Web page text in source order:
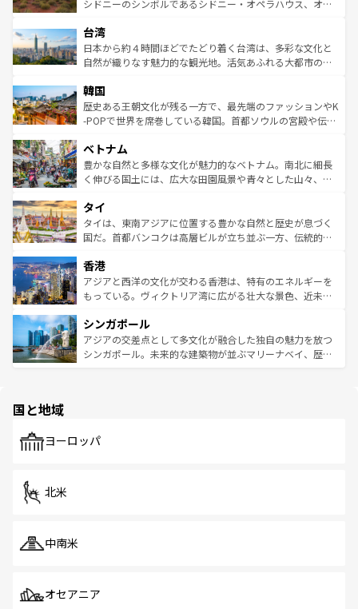
ならではの贅沢な旅のスタイルだ。 なお、新着のアメリカ
情報はコンテンツ一覧を参照してほしい。
おすすめ。エメラルドグリーンに輝く海をはじめ、豊かな
れるおもてなしの心で訪れる人々を迎えてくれるハワイの
人々、おいしいローカルフードやハワイアンミュージッ
ク、伝統的なフラダンスなど、すべてがハワイの魅力を彩
ワイを、存分に味わってほしい。 なお、新着のハワイ情報
はコンテンツ一覧を参照してほしい。
シドニーのシンボルであるシドニー・オペラハウス、オー
リアリーフや大陸中央部にそびえるウルル（エアーズロッ
ク）、タスマニアの美しい原生林やケアンズの熱帯雨林な
ど、見どころがたくさん。また、カフェやワイン、オージ
いる。アクティビティも充実しており、サーフィンやダイ
ビング、ハイキングなど、アウトドア好きにはたまらな
い。オーストラリアの多彩な魅力を存分に味わいつくそ
参照してほしい。
台湾
日本から約４時間ほどでたどり着く台湾は、多彩な文化と
自然が織りなす魅力的な観光地。活気あふれる大都市の台
ン）、静ひつな山岳地帯である台湾東部など、都市の喧騒
と山間の静けさが共存しており、訪れる人に新しい発見と
驚きをもたらしてくれる。また、奥深い台湾の食文化も魅
容にもいいと評判のスイーツなど、バラエティ豊かな料理
が味わえる。 なお、新着の台湾情報は コンテンツ一覧を参
照してほしい。
韓国
歴史ある王朝文化が残る一方で、最先端のファッションやK
-POPで世界を席巻している韓国。首都ソウルの宮殿や伝統
き、地方に足を延ばせば四季折々の自然美を楽しむことが
できる。そして、キムチや焼肉、絶品のストリートフード
まで、さまざまな韓国料理が待っている。夜には、韓国な
リティに包まれながら、韓国の多彩な魅力を心ゆくまで味
わってみてほしい。 なお、新着の韓国情報はコンテンツ一
覧を参照してほしい。
ベトナム
豊かな自然と多様な文化が魅力的なベトナム。南北に細長
く伸びる国土には、広大な田園風景や青々とした山々、世
急速な発展と共に伝統が息づく。ハノイの古い町並みやホ
ーチミン市のフランス統治時代の建物も、独特の雰囲気を
醸し出している。また、バラエティの豊かさとおいしさで
とつ。フォーやバインミー、ベトナムコーヒーなどは、ぜ
ひ現地で味わいたい。どの地域を訪れてもあたたかい人々
が旅行者を迎えてくれるので、きっと忘れられない旅にな
参照してほしい。
タイ
タイは、東南アジアに位置する豊かな自然と歴史が息づく
国だ。首都バンコクは高層ビルが立ち並ぶ一方、伝統的な
の活気が交差している。北部ではチェンマイなどの山岳地
帯で自然と触れ合い、南部ではプーケットやクラビの美し
いビーチでリゾート気分を楽しむことができる。タイ料理
激する。気候は一年中温暖で、どの季節にも異なる楽しみ
が待っている。親しみやすいタイの人々、仏教を中心とし
た文化、そして多様な観光資源が、訪れる旅人を魅了し続
香港
アジアと西洋の文化が交わる香港は、特有のエネルギーを
もっている。ヴィクトリア湾に広がる壮大な景色、近未来
み、どこを訪れても感動するはず。観光スポットが密集し
ており、効率よく見どころを回れるのも魅力。息をのむよ
うな絶景から文化的な体験まで、香港を存分に楽しみ尽く
シンガポール
アジアの交差点として多文化が融合した独自の魅力を放つ
シンガポール。未来的な建築物が並ぶマリーナベイ、歴史
で、ホーカーズは地元の風情を楽しめる外せないスポット
国と地域
ヨーロッパ
北米
中南米
オセアニア